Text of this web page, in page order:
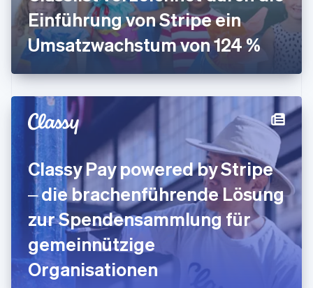
Einführung von Stripe ein
Umsatzwachstum von 124 %
Classy Pay powered by Stripe
‒ die brachenführende Lösung
zur Spendensammlung für
gemeinnützige
Organisationen
English
Irland
English
Japan
日本語English
Kanada
EnglishFrançais
Kroatien
Italiano
Lettland
English
Liechtenstein
Deutsch English
Litauen
English
Luxemburg
FrançaisDeutsch English
Malaysia